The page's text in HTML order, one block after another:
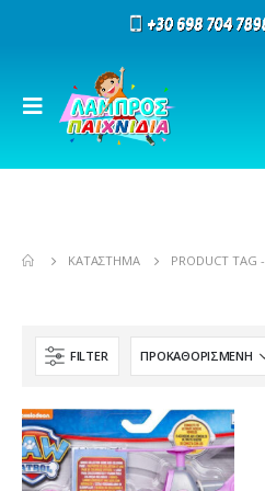
ΚΑΤΆΣΤΗΜΑ PRODUCT TAG -
FILTER